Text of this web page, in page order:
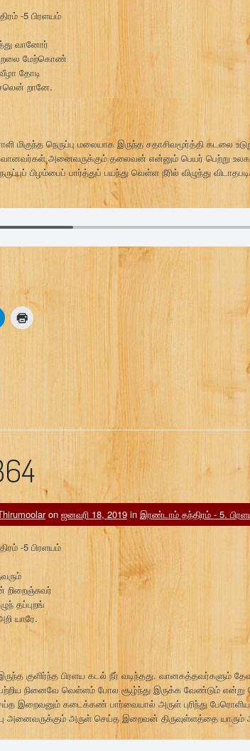
-5 பிரளயம்
வானோர்
மேற்கொண்
தோடி
றானே.
மிகுந்த நெருப்பு மலையாக இருந்த சதாசிவமூர்த்தி கடலை
வானவர்கள் அனைவருக்கும் தலைவன் என்னும் பெயர் பெற்று
பிழம்பைப் பார்த்துப் பயந்து வெள்ள நீரில் விழுந்து
on ஜனவரி 18, 2019 in இரண்டாம் தந்திரம் - 5.
-5 பிரளயம்
தப்புறங்
யாரே.
இருந்த குளிர்ந்த பிரளய கடல் நீர் வடிந்தது.
நினைவே வெள்ளம் போல சூழ்ந்து இருக்க வேண்டும்
இறைவனும் கடைக்கண் பார்வையால் அருள் புரிந்து
அனைவருக்கும் அருள் செய்த இறைவன் திருவுள்ளத்தை யாரும்